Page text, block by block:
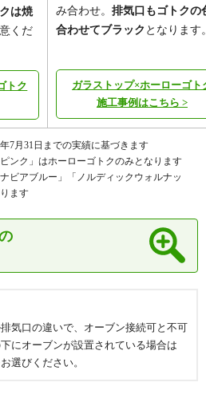
は焼
くだ
トク
み合わせ。 排気口もゴトクの
合わせてブラック となります
ガラストップ×ホーローゴト
施工事例はこちら >
7月31日までの実績に基づきます
ンク」はホーローゴトクのみとなります
ビアブルー」「ノルディックウォルナッ
ます
気口の違いで、オーブン接続可と不可
にオーブンが設置されている場合は
選びください。